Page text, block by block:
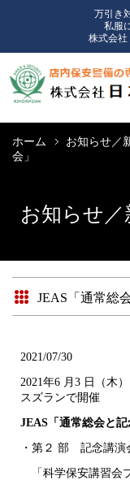
万引き
私服
株式会社
ホーム お知らせ／
会」
お知らせ／
JEAS「通常総
2021/07/30
2021年6 月3 日（木
スズランで開催
JEAS「通常総会と
・第２ 部 記念講
「科学保安講習会